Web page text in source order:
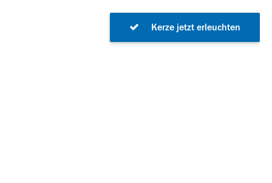
Kerze jetzt erleuchten